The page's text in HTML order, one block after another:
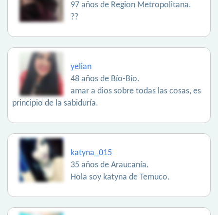
97 años de Region Metropolitana.
??
yelian
48 años de Bío-Bío.
amar a dios sobre todas las cosas, es
principio de la sabiduría.
katyna_015
35 años de Araucanía.
Hola soy katyna de Temuco.